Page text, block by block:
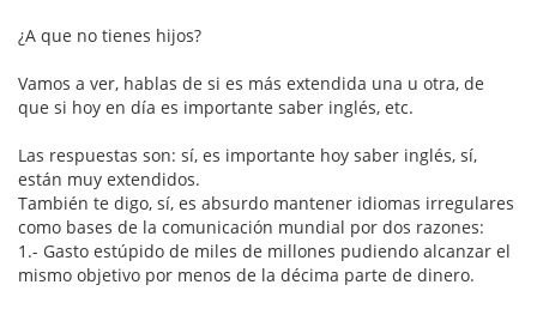
¿A que no tienes hijos?
Vamos a ver, hablas de si es más extendida una u otra, de
que si hoy en día es importante saber inglés, etc.
Las respuestas son: sí, es importante hoy saber inglés, sí,
están muy extendidos.
También te digo, sí, es absurdo mantener idiomas irregulares
como bases de la comunicación mundial por dos razones:
1.- Gasto estúpido de miles de millones pudiendo alcanzar el
mismo objetivo por menos de la décima parte de dinero.